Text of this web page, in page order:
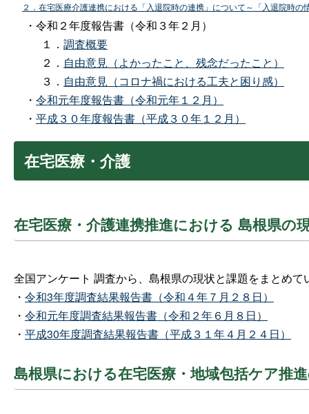
２．在宅医療介護連携における「入退院時の連携」について～「入退院時
・令和２年度報告書（令和３年２月）
１． 調査概要
２． 自由意見（よかったこと、残念だったこと）
３． 自由意見（コロナ禍における工夫と困り感）
・ 令和元年度報告書（令和元年１２月）
・ 平成３０年度報告書（平成３０年１２月）
在宅医療・介護
在宅医療・介護連携推進における 島根県の
全国アンケート 調査から、島根県の現状と課題をまとめて
・ 令和3年度調査結果報告書（令和４年７月２８日）
・ 令和元年度調査結果報告書（令和２年６月８日）
・ 平成30年度調査結果報告書（平成３１年４月２４日）
島根県における在宅医療・地域包括ケア推